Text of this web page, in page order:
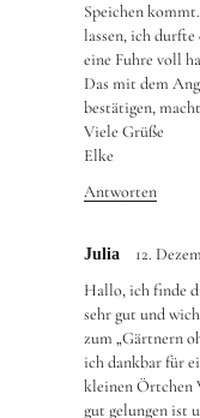
Speichen
lassen, ich
eine Fuhre voll
Das mit dem
bestätigen,
Viele Grüße
Elke
Antworten
Julia
12.
Hallo, ich finde
sehr gut und
zum „Gärtnern
ich dankbar für
kleinen Örtchen
gut gelungen ist